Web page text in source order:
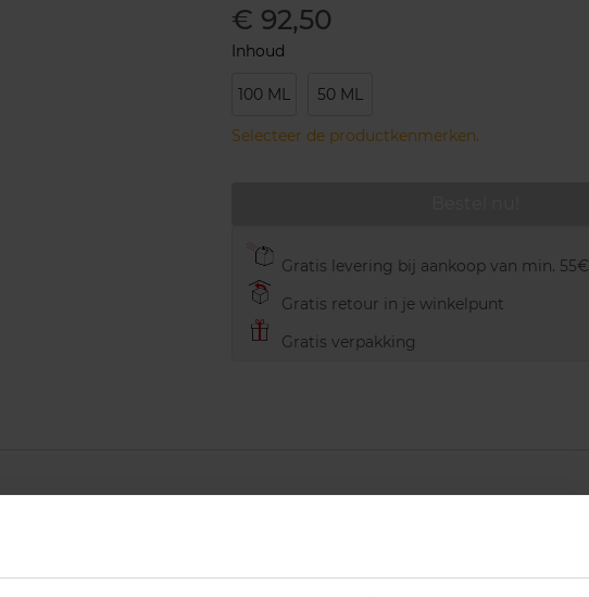
€ 92,50
Inhoud
100 ML 50 ML
Selecteer de productkenmerken.
Gratis levering bij aankoop van min. 55€
Gratis retour in je winkelpunt
Gratis verpakking